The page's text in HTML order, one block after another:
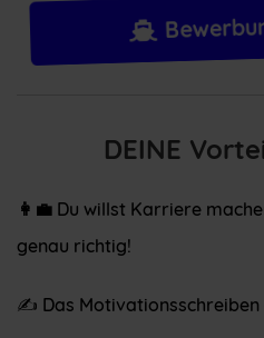
DEINE
👩‍💼 Du willst Karriere
genau richtig!
✍️ Das Motivationsschreiben